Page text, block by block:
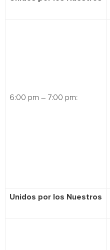
6:00 pm – 7:00 pm:
Unidos por los Nuestros